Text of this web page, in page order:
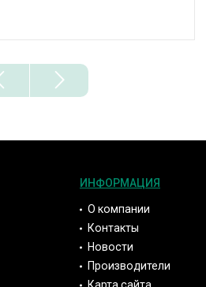
ИНФОРМАЦИЯ
О компании
Контакты
Новости
Производители